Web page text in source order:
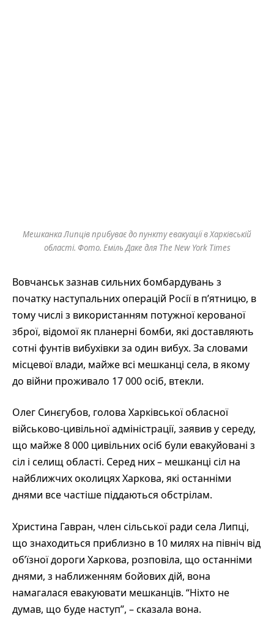
Мешканка Липців прибуває до пункту евакуації в Харківській
області. Фото. Еміль Даке для The New York Times
Вовчанськ зазнав сильних бомбардувань з
початку наступальних операцій Росії в п’ятницю, в
тому числі з використанням потужної керованої
зброї, відомої як планерні бомби, які доставляють
сотні фунтів вибухівки за один вибух. За словами
місцевої влади, майже всі мешканці села, в якому
до війни проживало 17 000 осіб, втекли.
Олег Синєгубов, голова Харківської обласної
військово-цивільної адміністрації, заявив у середу,
що майже 8 000 цивільних осіб були евакуйовані з
сіл і селищ області. Серед них – мешканці сіл на
найближчих околицях Харкова, які останніми
днями все частіше піддаються обстрілам.
Христина Гавран, член сільської ради села Липці,
що знаходиться приблизно в 10 милях на північ від
об’їзної дороги Харкова, розповіла, що останніми
днями, з наближенням бойових дій, вона
намагалася евакуювати мешканців. “Ніхто не
думав, що буде наступ”, – сказала вона.